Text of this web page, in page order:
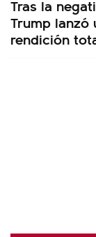
Tras la
Trump lanzó
rendición